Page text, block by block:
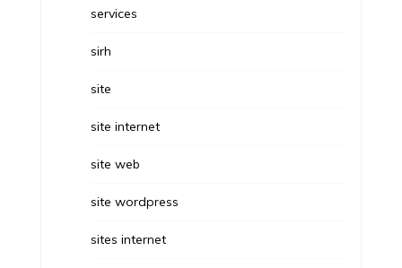
services
sirh
site
site internet
site web
site wordpress
sites internet